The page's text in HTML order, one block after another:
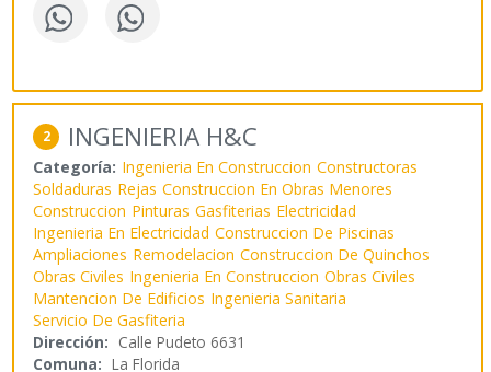
2 INGENIERIA H&C
Categoría: Ingenieria En Construccion Constructoras
Soldaduras Rejas Construccion En Obras Menores
Construccion Pinturas Gasfiterias Electricidad
Ingenieria En Electricidad Construccion De Piscinas
Ampliaciones Remodelacion Construccion De Quinchos
Obras Civiles Ingenieria En Construccion Obras Civiles
Mantencion De Edificios Ingenieria Sanitaria
Servicio De Gasfiteria
Dirección: Calle Pudeto 6631
Comuna: La Florida